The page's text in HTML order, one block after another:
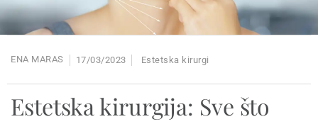
ENA MARAS 17/03/2023 Estetska kirurgi
Estetska kirurgija: Sve što